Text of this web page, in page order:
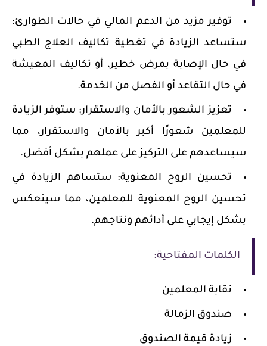
توفير مزيد من الدعم المالي في حالات الطوارئ:
ستساعد الزيادة في تغطية تكاليف العلاج الطبي
في حال الإصابة بمرض خطير، أو تكاليف المعيشة
في حال التقاعد أو الفصل من الخدمة.
تعزيز الشعور بالأمان والاستقرار: ستوفر الزيادة
للمعلمين شعورًا أكبر بالأمان والاستقرار، مما
سيساعدهم على التركيز على عملهم بشكل أفضل.
تحسين الروح المعنوية: ستساهم الزيادة في
تحسين الروح المعنوية للمعلمين، مما سينعكس
بشكل إيجابي على أدائهم ونتاجهم.
الكلمات المفتاحية:
نقابة المعلمين
صندوق الزمالة
زيادة قيمة الصندوق